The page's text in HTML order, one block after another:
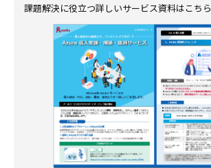
課題解決に役立つ詳しいサービス資料はこちら